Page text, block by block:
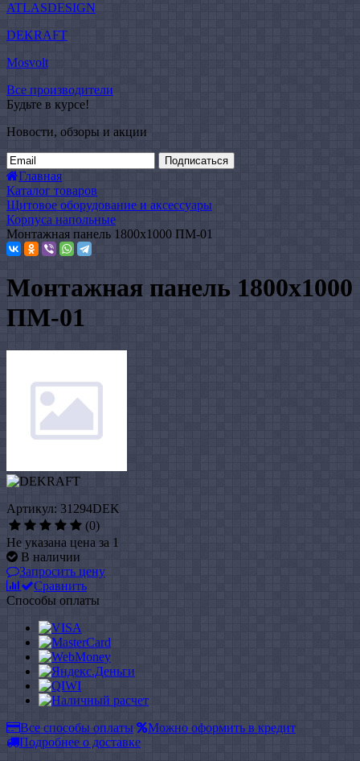
ATLASDESIGN
DEKRAFT
Mosvolt
Все производители
Будьте в курсе!
Новости, обзоры и акции
Подписаться
Главная
Каталог товаров
Щитовое оборудование и аксессуары
Корпуса напольные
Монтажная панель 1800x1000 ПМ-01
Монтажная панель 1800x1000
ПМ-01
Артикул: 31294DEK
(0)
Не указана цена за 1
В наличии
Запросить цену
Сравнить
Способы оплаты
Все способы оплаты
Можно оформить в кредит
Подробнее о доставке